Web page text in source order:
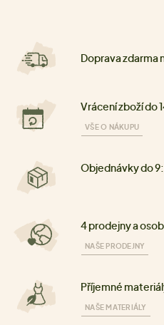
Doprava zdarma
Vrácení zboží do
VŠE O NÁKUPU
Objednávky do
4 prodejny a
NAŠE PRODEJNY
Příjemné
NAŠE MATERIÁLY